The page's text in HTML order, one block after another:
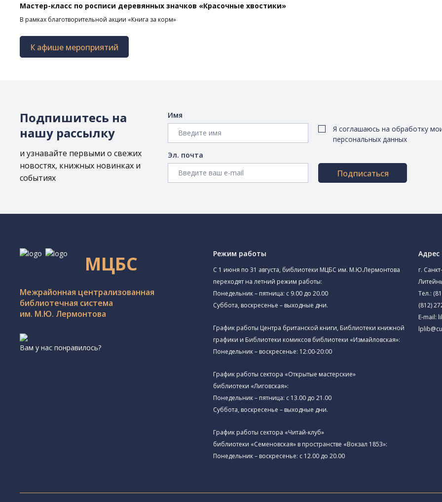
Мастер-класс по росписи деревянных значков «Красочные хвостики»
В рамках благотворительной акции «Книга за корм»
К афише мероприятий
Подпишитесь на
нашу рассылку
и узнавайте первыми о свежих
новостях, книжных новинках и
событиях
Имя
Эл. почта
Я соглашаюсь на обработку
персональных данных
Подписаться
МЦБС
Межрайонная централизованная
библиотечная система
им. М.Ю. Лермонтова
Вам у нас понравилось?
Режим работы
C 1 июня по 31 августа, библиотеки МЦБС им. М.Ю.Лермонтова
переходят на летний режим работы:
Понедельник – пятница: с 9.00 до 20.00
Суббота, воскресенье – выходные дни.
График работы Центра британской книги, Библиотеки книжной
графики и Библиотеки комиксов библиотеки «Измайловская»:
Понедельник – воскресенье: 12:00-20:00
График работы сектора «Открытые мастерские»
библиотеки «Лиговская»:
Понедельник – пятница: с 13.00 до 21.00⁠
Суббота, воскресенье – выходные дни.
График работы сектора «Читай-клуб»
библиотеки «Семеновская» в пространстве «Вокзал 1853»:
Понедельник – воскресенье: с 12.00 до 20.00
Адрес
г.
Тел.:
(812)
E-mail: